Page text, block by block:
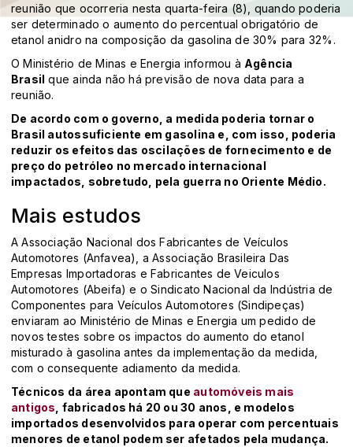
reunião que ocorreria nesta quarta-feira (8), quando poderia
ser determinado o aumento do percentual obrigatório de
etanol anidro na composição da gasolina de 30% para 32%.
O Ministério de Minas e Energia informou à Agência
Brasil que ainda não há previsão de nova data para a
reunião.
De acordo com o governo, a medida poderia tornar o
Brasil autossuficiente em gasolina e, com isso, poderia
reduzir os efeitos das oscilações de fornecimento e de
preço do petróleo no mercado internacional
impactados, sobretudo, pela guerra no Oriente Médio.
Mais estudos
A Associação Nacional dos Fabricantes de Veículos
Automotores (Anfavea), a Associação Brasileira Das
Empresas Importadoras e Fabricantes de Veiculos
Automotores (Abeifa) e o Sindicato Nacional da Indústria de
Componentes para Veículos Automotores (Sindipeças)
enviaram ao Ministério de Minas e Energia um pedido de
novos testes sobre os impactos do aumento do etanol
misturado à gasolina antes da implementação da medida,
com o consequente adiamento da medida.
Técnicos da área apontam que automóveis mais
antigos , fabricados há 20 ou 30 anos, e modelos
importados desenvolvidos para operar com percentuais
menores de etanol podem ser afetados pela mudança.